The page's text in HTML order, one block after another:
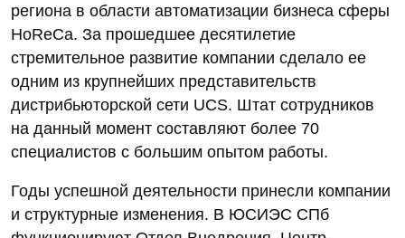
региона в области автоматизации бизнеса сферы
HoReCa. За прошедшее десятилетие
стремительное развитие компании сделало ее
одним из крупнейших представительств
дистрибьюторской сети UCS. Штат сотрудников
на данный момент составляют более 70
специалистов с большим опытом работы.
Годы успешной деятельности принесли компании
и структурные изменения. В ЮСИЭС СПб